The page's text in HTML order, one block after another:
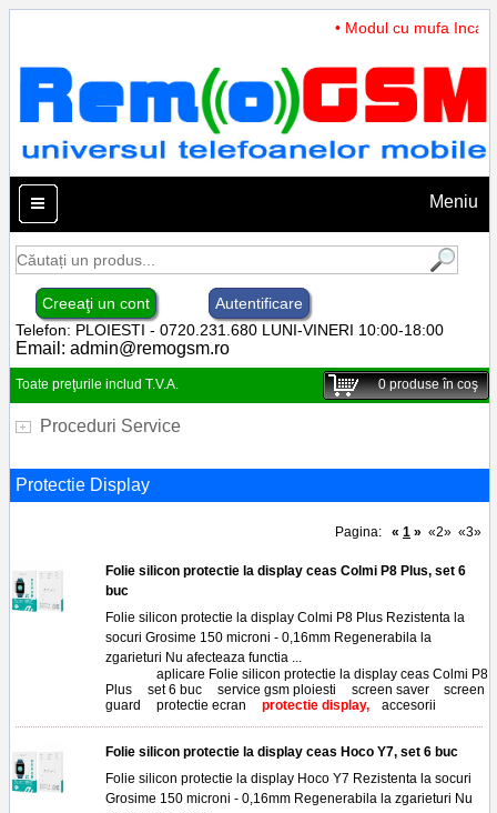
• Modul cu mufa
Meniu
Creeaţi un cont
Autentificare
Telefon: PLOIESTI - 0720.231.680 LUNI-VINERI 10:00-18:00
Email: admin@remogsm.ro
Toate preţurile includ T.V.A. 0produse în coş
Proceduri Service
Protectie Display
Pagina: « 1 » «2» «3»
Folie silicon protectie la display ceas Colmi P8 Plus, set 6
buc
Folie silicon protectie la display Colmi P8 Plus Rezistenta la
socuri Grosime 150 microni - 0,16mm Regenerabila la
zgarieturi Nu afecteaza functia ...
aplicare Folie silicon protectie la display ceas Colmi P8
Plus
set 6 buc service gsm ploiesti screen saver,
screen
guard
protectie ecran protectie display, accesorii
Folie silicon protectie la display ceas Hoco Y7, set 6 buc
Folie silicon protectie la display Hoco Y7 Rezistenta la socuri
Grosime 150 microni - 0,16mm Regenerabila la zgarieturi Nu